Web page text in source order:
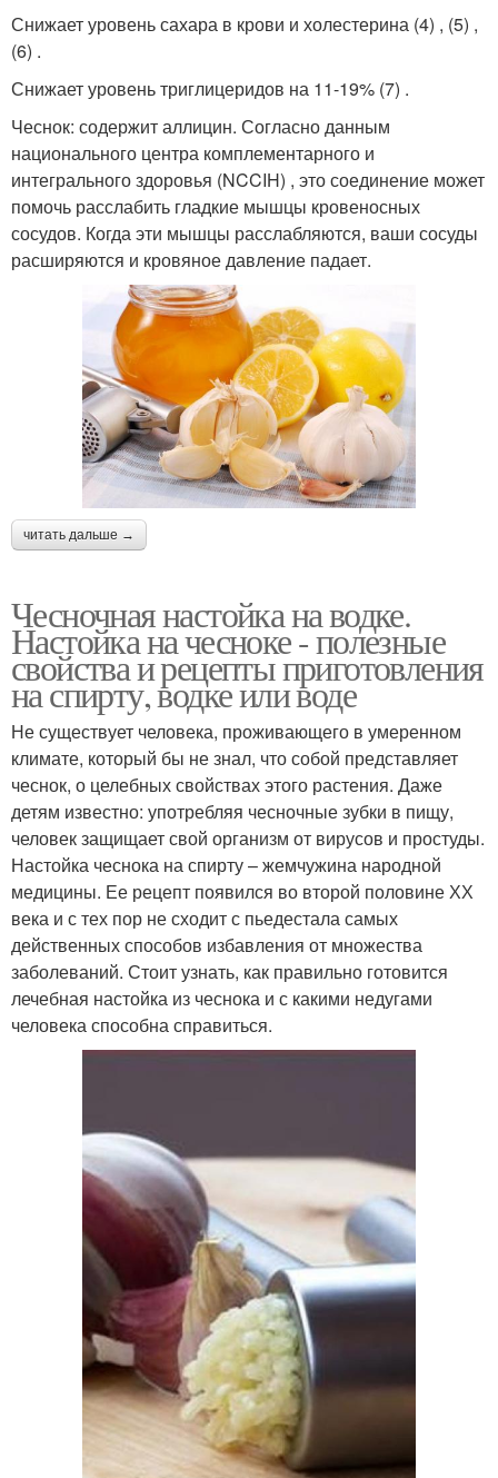
Снижает уровень сахара в крови и холестерина (4) , (5) ,
(6) .
Снижает уровень триглицеридов на 11-19% (7) .
Чеснок: содержит аллицин. Согласно данным
национального центра комплементарного и
интегрального здоровья (NCCIH) , это соединение может
помочь расслабить гладкие мышцы кровеносных
сосудов. Когда эти мышцы расслабляются, ваши сосуды
расширяются и кровяное давление падает.
читать дальше →
Чесночная настойка на водке.
Настойка на чесноке - полезные
свойства и рецепты приготовления
на спирту, водке или воде
Не существует человека, проживающего в умеренном
климате, который бы не знал, что собой представляет
чеснок, о целебных свойствах этого растения. Даже
детям известно: употребляя чесночные зубки в пищу,
человек защищает свой организм от вирусов и простуды.
Настойка чеснока на спирту – жемчужина народной
медицины. Ее рецепт появился во второй половине ХХ
века и с тех пор не сходит с пьедестала самых
действенных способов избавления от множества
заболеваний. Стоит узнать, как правильно готовится
лечебная настойка из чеснока и с какими недугами
человека способна справиться.